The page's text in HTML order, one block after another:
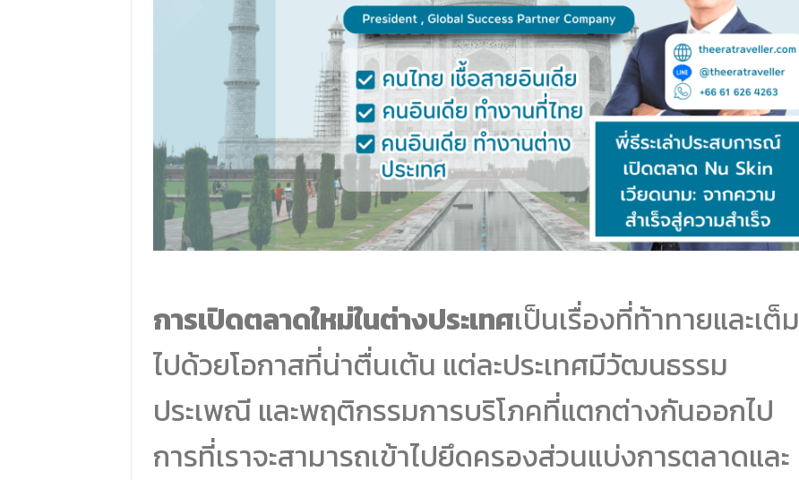
การเปิดตลาดใหม่ในต่างประเทศเป็นเรื่องที่ท้าทายและเต็ม
ไปด้วยโอกาสที่น่าตื่นเต้น แต่ละประเทศมีวัฒนธรรม
ประเพณี และพฤติกรรมการบริโภคที่แตกต่างกันออกไป
การที่เราจะสามารถเข้าไปยึดครองส่วนแบ่งการตลาดและ